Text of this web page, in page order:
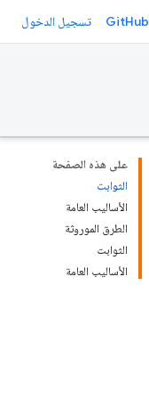
GitHub تسجيل الدخول
على هذه الصفحة
الثوابت
الأساليب العامة
الطرق الموروثة
الثوابت
الأساليب العامة